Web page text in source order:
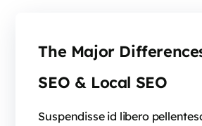
The Major
SEO & Local SEO
Suspendisse id libero